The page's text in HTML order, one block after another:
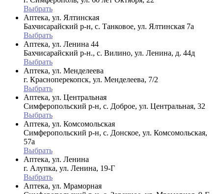
Выбрать
Аптека, ул. Ялтинская
Бахчисарайский р-н, с. Танковое, ул. Ялтинская 7а
Выбрать
Аптека, ул. Ленина 44
Бахчисарайский р-н., с. Вилино, ул. Ленина, д. 44д
Выбрать
Аптека, ул. Менделеева
г. Красноперекопск, ул. Менделеева, 7/2
Выбрать
Аптека, ул. Центральная
Симферопольский р-н, с. Доброе, ул. Центральная, 32
Выбрать
Аптека, ул. Комсомольская
Симферопольский р-н, с. Донское, ул. Комсомольская,
57а
Выбрать
Аптека, ул. Ленина
г. Алупка, ул. Ленина, 19-Г
Выбрать
Аптека, ул. Мраморная